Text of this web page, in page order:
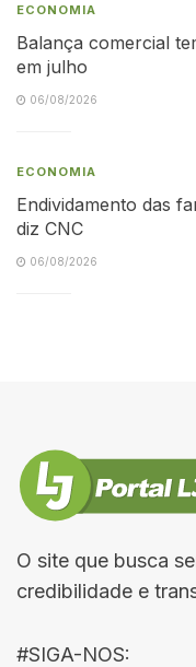
ECONOMIA
Balança comercial
em julho
06/08/2026
ECONOMIA
Endividamento das
diz CNC
06/08/2026
O site que busca
credibilidade e
#SIGA-NOS: